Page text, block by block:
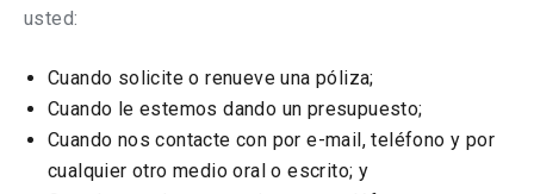
usted:
Cuando solicite o renueve una póliza;
Cuando le estemos dando un presupuesto;
Cuando nos contacte con por e-mail, teléfono y por
cualquier otro medio oral o escrito; y